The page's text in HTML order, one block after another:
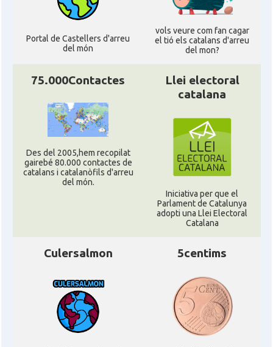
Portal de Castellers d'arreu
del món
vols veure com fan cagar
el tió els catalans d'arreu
del mon?
75.000Contactes
Des del 2005,hem recopilat
gairebé 80.000 contactes de
catalans i catalanòfils d'arreu
del món.
Llei electoral
catalana
Iniciativa per que el
Parlament de Catalunya
adopti una Llei Electoral
Catalana
Culersalmon 5centims